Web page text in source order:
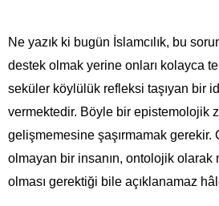
Ne yazık ki bugün İslamcılık, bu
destek olmak yerine onları kolayca
seküler köylülük refleksi taşıyan bir
vermektedir. Böyle bir epistemolojik
gelişmemesine şaşırmamak gerekir.
olmayan bir insanın, ontolojik olarak
olması gerektiği bile açıklanamaz